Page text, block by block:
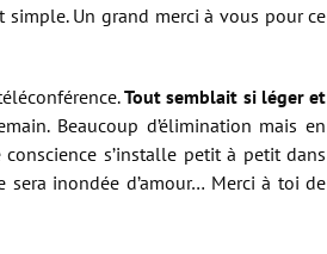
Un grand merci à vous pour ce
Tout semblait si léger et
Beaucoup d’élimination mais en
s’installe petit à petit dans
inondée d’amour… Merci à toi de